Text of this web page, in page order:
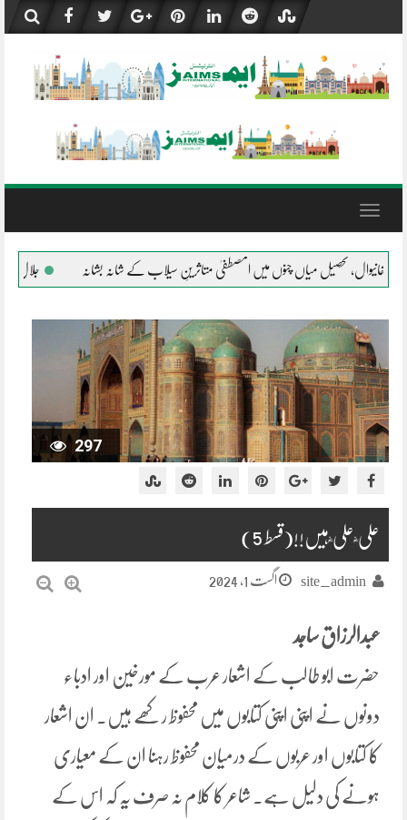
content
Toggle
المصطفیٰ متاثرینِ سیلاب کے شانہ بشانہ جلال پور پیروالا المصطفیٰ کی خیمہ بستیوں
297
علی ؓ علی ؓ ہیں!!(قسط 5)
site_admin اگست 1, 2024
عبدالرزاق ساجد
حضرت ابو طالب کے اشعار عرب کے مورخین اور ادباء
دونوں نے اپنی اپنی کتابوں میں محفوظ رکھے ہیں۔ ان اشعار
کا کتابوں اور عربوں کے درمیان محفوظ رہنا ان کے معیاری
ہونے کی دلیل ہے۔ شاعر کا کلام نہ صرف یہ کہ اس کے